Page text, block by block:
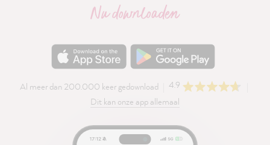
Nu downloaden
Al meer dan 200.000 keer gedownload
4.9
Dit kan onze app allemaal